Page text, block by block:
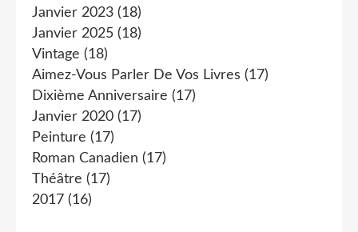
Janvier 2023 (18)
Janvier 2025 (18)
Vintage (18)
Aimez-Vous Parler De Vos Livres (17)
Dixième Anniversaire (17)
Janvier 2020 (17)
Peinture (17)
Roman Canadien (17)
Théâtre (17)
2017 (16)